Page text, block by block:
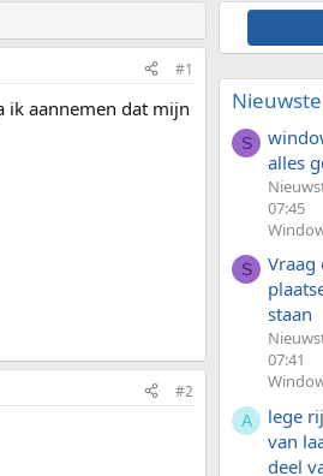
#1
ik aannemen dat mijn
#2
S
alles
07:45
S
Vraag
staan
07:41
A
lege
van
deel